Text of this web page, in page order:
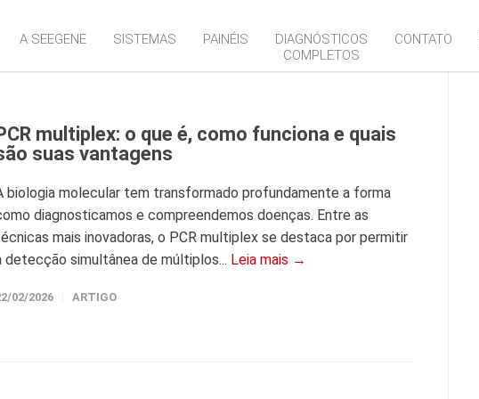
A SEEGENE SISTEMAS PAINÉIS
DIAGNÓSTICOS
COMPLETOS
CONTATO
multiplex: o que é, como funciona e quais
suas vantagens
biologia molecular tem transformado profundamente a forma
diagnosticamos e compreendemos doenças. Entre as
mais inovadoras, o PCR multiplex se destaca por permitir
detecção simultânea de múltiplos... Leia mais →
02/2026 ARTIGO